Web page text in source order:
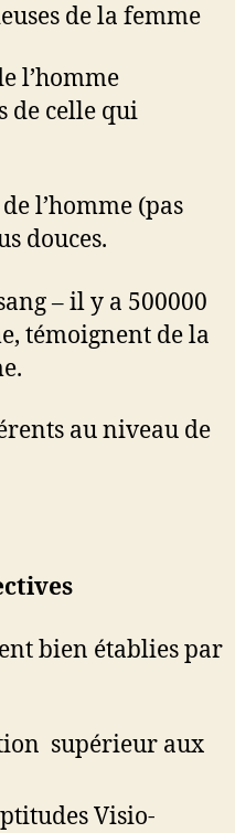
de la femme
l’homme
de celle qui
l’homme (pas
douces.
– il y a 500000
témoignent de la
au niveau de
bien établies par
supérieur aux
Visio-